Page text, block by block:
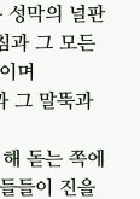
성막의 널판
과 그 모든
며
그 말뚝과
돋는 쪽에
들이 진을